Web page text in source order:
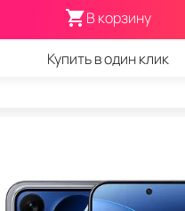
В корзину
Купить в один клик